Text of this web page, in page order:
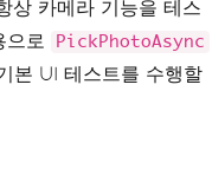
상 카메라 기능을 테스
으로
PickPhotoAsync
본 UI 테스트를 수행할